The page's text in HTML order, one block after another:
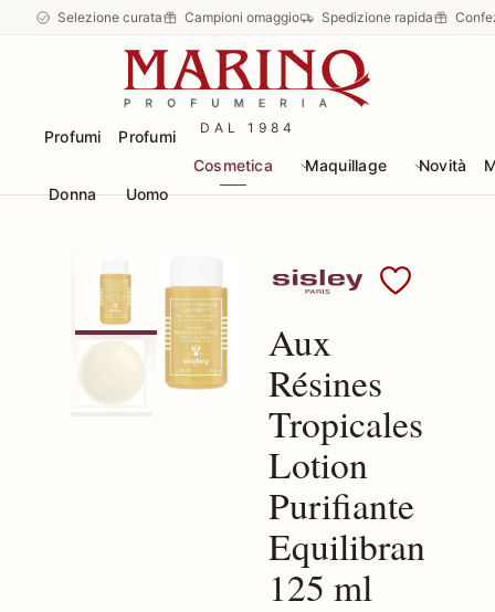
Selezione curata Campioni omaggio Spedizione rapida
DAL 1984
Profumi
Donna
Profumi
Uomo
Cosmetica Maquillage Novità
Scopri i prodotti Sisley
Aux
Résines
Tropicales
Lotion
Purifiante
Equilibrante
125 ml